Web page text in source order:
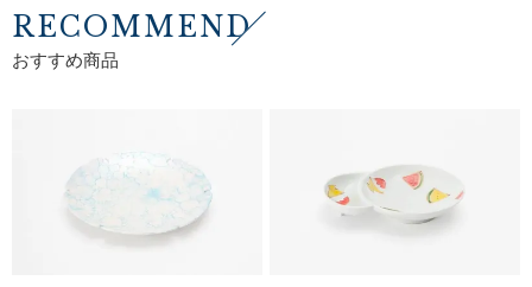
RECOMMEND
おすすめ商品